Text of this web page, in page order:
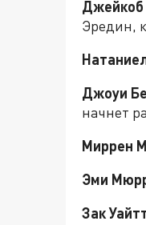
Эредин,
Джоуи
начнет
Миррен
Эми
Зак